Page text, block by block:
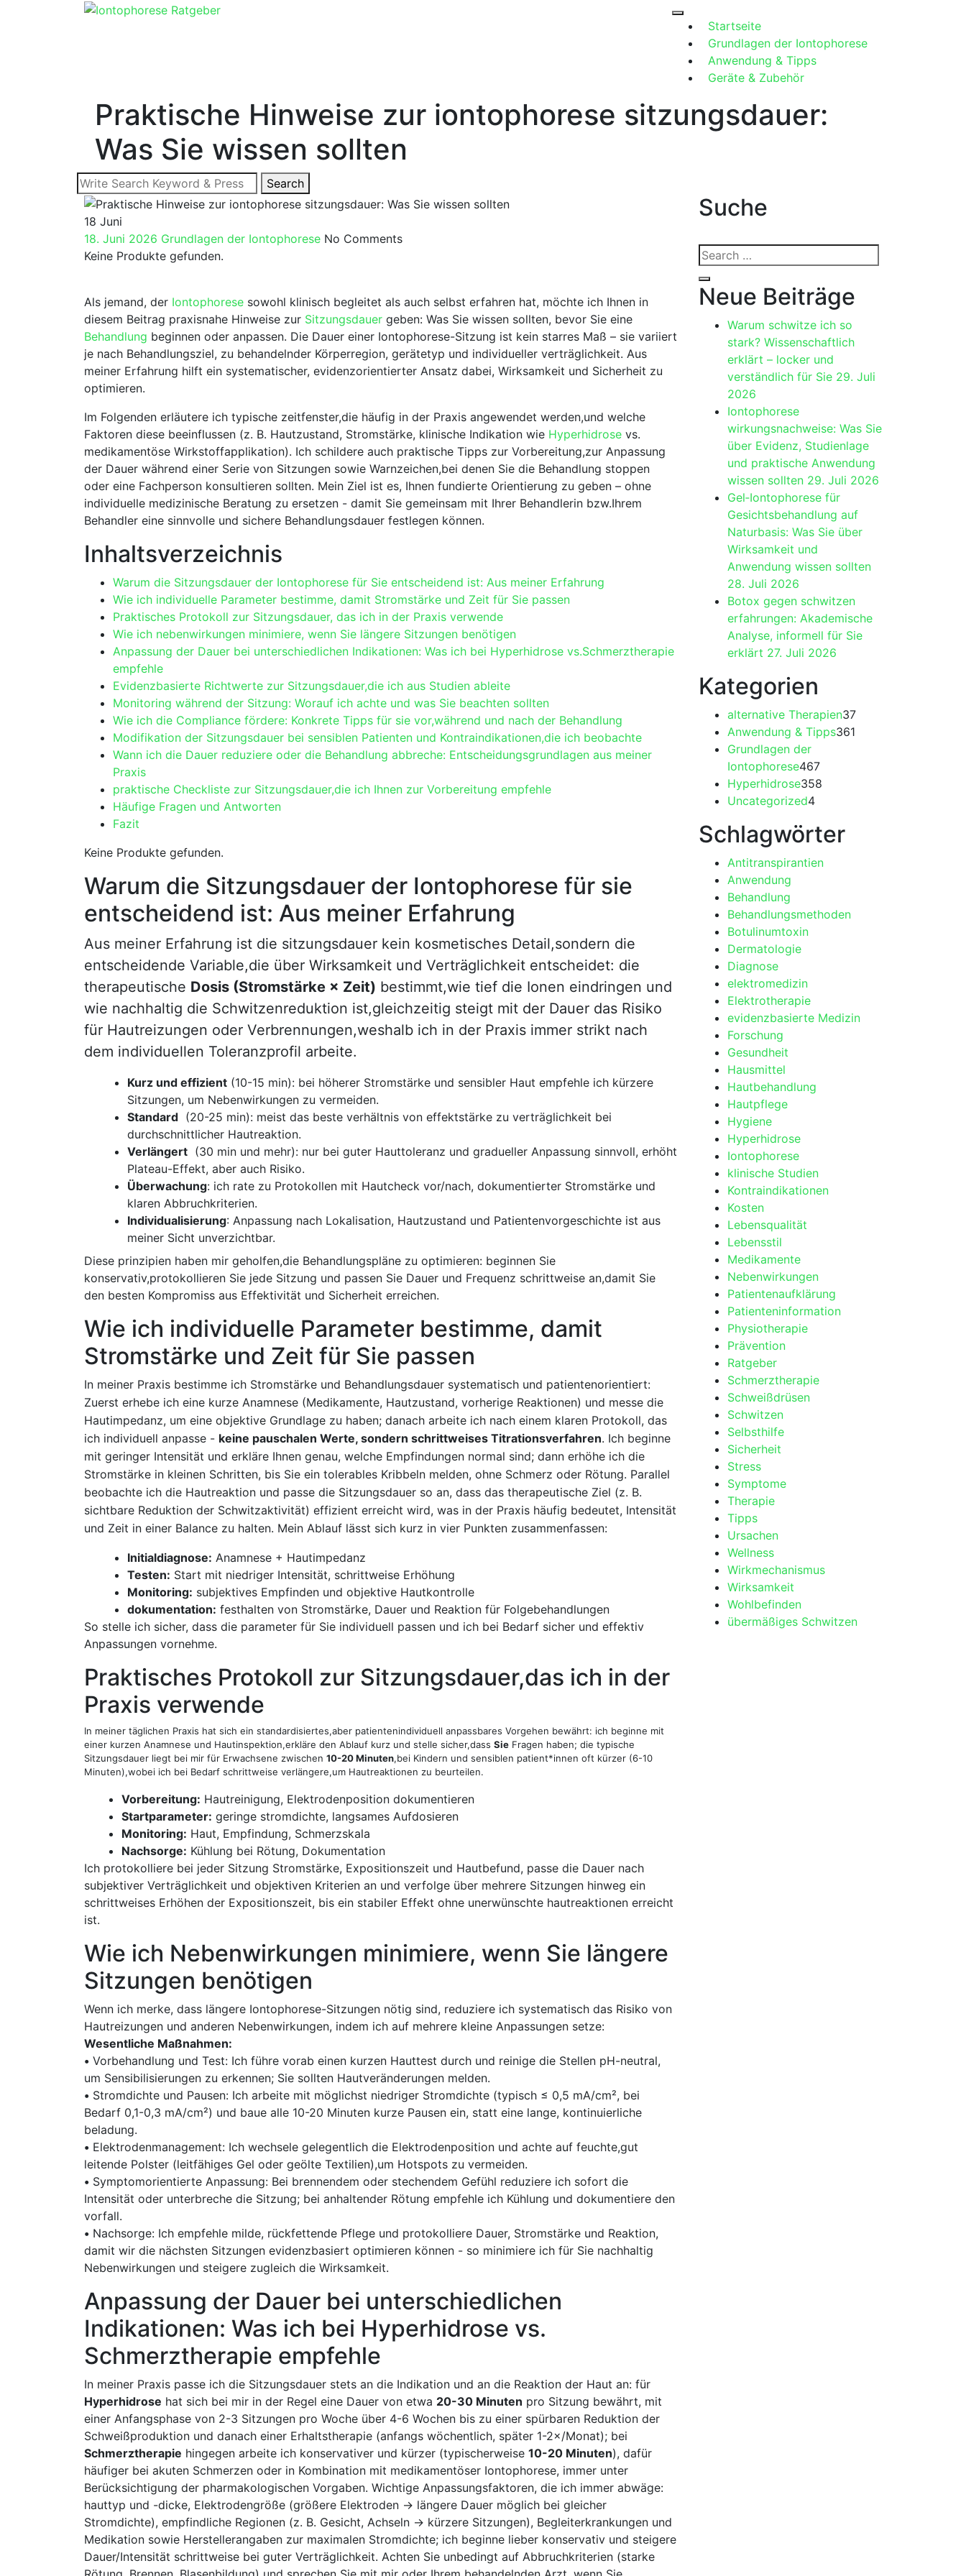
Startseite
Grundlagen der Iontophorese
Anwendung & Tipps
Geräte & Zubehör
Praktische Hinweise zur iontophorese sitzungsdauer:
Was Sie wissen sollten
Search
for:
Search
18 Juni
18. Juni 2026 Grundlagen der Iontophorese No Comments
Keine Produkte gefunden.
Als jemand, der Iontophorese sowohl klinisch begleitet als auch selbst ⁤erfahren hat, möchte ich Ihnen in
diesem Beitrag praxisnahe Hinweise zur Sitzungsdauer geben: Was ‌Sie wissen ‍sollten, bevor Sie eine
Behandlung beginnen oder anpassen.⁣ Die Dauer einer⁢ Iontophorese-Sitzung ist kein ⁤starres Maß⁣ – sie variiert
je nach⁣ Behandlungsziel, ‌zu ⁢behandelnder Körperregion, gerätetyp ‍und individueller verträglichkeit. Aus
⁣meiner Erfahrung hilft⁢ ein systematischer, evidenzorientierter Ansatz dabei, Wirksamkeit und Sicherheit zu
optimieren.
Im Folgenden ⁢erläutere ⁢ich typische zeitfenster,die häufig in der ‍Praxis angewendet werden,und welche
Faktoren ⁤diese beeinflussen (z. B. Hautzustand, Stromstärke, klinische Indikation wie⁤ Hyperhidrose vs. ​
medikamentöse Wirkstoffapplikation). Ich schildere auch praktische Tipps zur Vorbereitung,zur Anpassung⁣
der Dauer während einer⁢ Serie ⁢von⁣ Sitzungen sowie Warnzeichen,bei denen ⁣Sie ‌die Behandlung stoppen
oder eine ​Fachperson konsultieren ‌sollten. Mein Ziel ist es, Ihnen fundierte Orientierung zu⁢ geben‌ – ohne
individuelle medizinische Beratung zu ersetzen ⁣- damit Sie gemeinsam ⁢mit Ihrer Behandlerin ⁣bzw.Ihrem
Behandler eine sinnvolle und sichere Behandlungsdauer festlegen können.
Inhaltsverzeichnis
Warum die Sitzungsdauer‌ der Iontophorese⁢ für Sie⁣ entscheidend ist: Aus meiner Erfahrung
Wie ich individuelle Parameter bestimme, damit‌ Stromstärke und ‌Zeit für ​Sie passen
Praktisches Protokoll zur Sitzungsdauer, ⁤das ich in der Praxis verwende
Wie ​ich nebenwirkungen minimiere, ‌wenn⁢ Sie längere Sitzungen benötigen
Anpassung der Dauer bei unterschiedlichen ⁢Indikationen:⁤ Was⁢ ich bei‌ Hyperhidrose vs.Schmerztherapie⁢
empfehle
Evidenzbasierte Richtwerte zur Sitzungsdauer,die ich aus Studien ableite
Monitoring während der ‌Sitzung: Worauf ich achte und was Sie​ beachten sollten
Wie ich die Compliance ⁢fördere:‌ Konkrete Tipps für ⁢sie​ vor,während und‌ nach der Behandlung
Modifikation der Sitzungsdauer bei ‌sensiblen Patienten ⁢und Kontraindikationen,die ich beobachte
Wann ich die‍ Dauer reduziere ‌oder die Behandlung abbreche: Entscheidungsgrundlagen aus meiner
Praxis
praktische Checkliste zur Sitzungsdauer,die ich Ihnen zur Vorbereitung empfehle
Häufige Fragen und Antworten
Fazit
Keine Produkte gefunden.
Warum die Sitzungsdauer der Iontophorese ‌für sie⁢
entscheidend ist:⁤ Aus meiner​ Erfahrung
Aus ⁢meiner Erfahrung ‌ist die sitzungsdauer kein ‌kosmetisches Detail,sondern die
entscheidende Variable,die über Wirksamkeit und Verträglichkeit entscheidet: die
therapeutische Dosis (Stromstärke × Zeit) bestimmt,wie tief die Ionen eindringen und
wie nachhaltig die Schwitzenreduktion ist,gleichzeitig‌ steigt mit der Dauer das Risiko
für Hautreizungen oder Verbrennungen,weshalb ich in der Praxis immer strikt nach
dem individuellen Toleranzprofil arbeite.
Kurz und​ effizient (10-15 min): bei höherer Stromstärke und sensibler Haut empfehle ich kürzere
‌Sitzungen, ‍um Nebenwirkungen​ zu vermeiden.
Standard ⁣ (20-25 min): meist das beste verhältnis von ​effektstärke ⁤zu verträglichkeit bei
durchschnittlicher Hautreaktion.
Verlängert ​ (30 min und ​mehr): nur bei guter ⁤Hauttoleranz und⁣ gradueller Anpassung sinnvoll, erhöht
Plateau-Effekt, ⁣aber‍ auch Risiko.
Überwachung: ich rate zu Protokollen mit Hautcheck ⁤vor/nach, dokumentierter⁤ Stromstärke und⁣
klaren ‌Abbruchkriterien.
Individualisierung: Anpassung nach Lokalisation, Hautzustand und⁤ Patientenvorgeschichte ⁤ist aus
⁣meiner Sicht unverzichtbar.
Diese prinzipien haben mir geholfen,die Behandlungspläne zu optimieren: beginnen ​Sie
konservativ,protokollieren Sie jede Sitzung und ‍passen Sie Dauer und Frequenz​ schrittweise an,damit Sie
⁣den besten Kompromiss aus Effektivität und Sicherheit erreichen.
Wie ich individuelle Parameter bestimme, damit
Stromstärke und⁤ Zeit für Sie passen
In meiner Praxis bestimme‍ ich‍ Stromstärke und Behandlungsdauer systematisch und patientenorientiert:
Zuerst erhebe ich eine kurze Anamnese (Medikamente,‌ Hautzustand, vorherige Reaktionen) und messe die ​
Hautimpedanz, um eine objektive Grundlage zu haben; ⁤danach⁢ arbeite ich‌ nach ‍einem klaren Protokoll, das
ich individuell anpasse ‍- keine pauschalen Werte,‍ sondern schrittweises Titrationsverfahren. Ich beginne
mit geringer⁢ Intensität und⁢ erkläre Ihnen genau, ⁤welche Empfindungen normal sind; dann erhöhe⁣ ich die
Stromstärke in kleinen Schritten,​ bis ⁤Sie ein tolerables Kribbeln ⁢melden, ohne⁢ Schmerz ⁤oder⁣ Rötung. Parallel
beobachte ich die​ Hautreaktion und passe die Sitzungsdauer so an, dass das therapeutische Ziel (z. B.
sichtbare Reduktion der Schwitzaktivität)⁢ effizient erreicht wird, was in der Praxis häufig ‍bedeutet, Intensität
und Zeit in ⁢einer Balance zu‌ halten. ‌Mein⁢ Ablauf lässt sich kurz in vier Punkten zusammenfassen:
Initialdiagnose: Anamnese + Hautimpedanz
Testen: Start⁢ mit ⁢niedriger Intensität, schrittweise Erhöhung
Monitoring: subjektives​ Empfinden und objektive⁤ Hautkontrolle
dokumentation: festhalten von Stromstärke, ⁤Dauer⁢ und Reaktion für Folgebehandlungen
So stelle ich sicher, dass die parameter für Sie individuell⁤ passen und ich ‌bei ‌Bedarf sicher⁣ und effektiv
Anpassungen ⁣vornehme.
Praktisches Protokoll zur Sitzungsdauer,das ich ‍in der
Praxis verwende
In meiner täglichen Praxis hat sich ein standardisiertes,aber patientenindividuell anpassbares​ Vorgehen bewährt: ‍ich beginne ⁤mit
einer kurzen​ Anamnese und​ Hautinspektion,erkläre den⁢ Ablauf kurz und stelle sicher,dass Sie Fragen haben; die typische
‌Sitzungsdauer ‌liegt ​bei mir für Erwachsene ‌zwischen 10-20⁤ Minuten,bei Kindern ⁢und sensiblen patient*innen oft⁢ kürzer (6-10
Minuten),wobei ich bei Bedarf‌ schrittweise ‌verlängere,um Hautreaktionen zu beurteilen.
Vorbereitung: Hautreinigung, Elektrodenposition dokumentieren
Startparameter: geringe stromdichte, langsames Aufdosieren
Monitoring: Haut, Empfindung, Schmerzskala
Nachsorge: ‍Kühlung ‍bei Rötung, ​Dokumentation
Ich protokolliere bei jeder ⁤Sitzung Stromstärke,⁢ Expositionszeit und Hautbefund, passe die ​Dauer nach
subjektiver Verträglichkeit und objektiven ​Kriterien an und verfolge über mehrere Sitzungen hinweg ein
schrittweises Erhöhen der Expositionszeit, bis ein stabiler Effekt ohne unerwünschte hautreaktionen ​erreicht
ist.
Wie ich Nebenwirkungen‌ minimiere, wenn Sie längere
Sitzungen benötigen
Wenn ich merke, dass längere Iontophorese-Sitzungen nötig sind, reduziere ich⁣ systematisch​ das Risiko von
Hautreizungen und anderen Nebenwirkungen, ‌indem ich auf ⁤mehrere kleine Anpassungen setze:
Wesentliche Maßnahmen:
• Vorbehandlung und Test: Ich führe vorab einen kurzen ‌Hauttest durch und reinige die Stellen pH-neutral,
um Sensibilisierungen⁣ zu erkennen; Sie⁤ sollten Hautveränderungen melden.
• ⁣Stromdichte und Pausen: ‌Ich arbeite⁣ mit möglichst⁢ niedriger Stromdichte (typisch ≤ 0,5 mA/cm², bei
Bedarf 0,1-0,3 mA/cm²) ‌und baue ‌alle 10-20 Minuten ⁣kurze⁤ Pausen ein, statt eine⁣ lange,⁢ kontinuierliche
beladung. ⁣
• Elektrodenmanagement: Ich wechsele‍ gelegentlich die Elektrodenposition und achte auf feuchte,gut
leitende ⁤Polster (leitfähiges⁤ Gel ‍oder‍ geölte Textilien),um ⁢Hotspots⁣ zu ‍vermeiden.
• Symptomorientierte Anpassung: Bei brennendem⁢ oder stechendem Gefühl reduziere‌ ich sofort die⁢
Intensität oder⁣ unterbreche die Sitzung; bei anhaltender ⁢Rötung empfehle ich Kühlung und dokumentiere ⁣den
vorfall.⁢
• Nachsorge: Ich ⁣empfehle milde, rückfettende‌ Pflege und protokolliere Dauer,⁣ Stromstärke und Reaktion,
damit wir⁤ die nächsten ⁢Sitzungen evidenzbasiert ​optimieren können ⁣- so minimiere ich für Sie nachhaltig
⁤Nebenwirkungen und steigere zugleich‍ die⁣ Wirksamkeit.
Anpassung der Dauer bei unterschiedlichen
Indikationen: Was ich bei Hyperhidrose⁤ vs.
Schmerztherapie empfehle
In meiner Praxis‍ passe​ ich⁢ die Sitzungsdauer⁤ stets an die Indikation und ​an die Reaktion der Haut an: für
Hyperhidrose hat sich bei mir in der Regel‌ eine Dauer von etwa 20-30 Minuten pro Sitzung bewährt, ⁢mit
einer Anfangsphase von 2-3 Sitzungen pro Woche über 4-6 ​Wochen bis zu einer spürbaren Reduktion der
Schweißproduktion und danach einer Erhaltstherapie ⁤(anfangs wöchentlich, später 1-2×/Monat); bei
Schmerztherapie hingegen arbeite ich konservativer und kürzer⁣ (typischerweise 10-20 Minuten), dafür
häufiger bei akuten Schmerzen⁤ oder in⁣ Kombination mit medikamentöser Iontophorese, immer unter
Berücksichtigung ⁤der pharmakologischen Vorgaben. Wichtige Anpassungsfaktoren, ⁢die ich immer abwäge:
hauttyp und ​-dicke,⁢ Elektrodengröße (größere Elektroden → längere Dauer möglich​ bei gleicher
Stromdichte), empfindliche Regionen (z. B. Gesicht, Achseln⁣ → kürzere⁣ Sitzungen),‌ Begleiterkrankungen⁤ und
Medikation sowie Herstellerangaben ⁣zur maximalen Stromdichte; ich beginne lieber konservativ und steigere
Dauer/Intensität schrittweise​ bei guter Verträglichkeit. Achten Sie unbedingt auf Abbruchkriterien (starke
Suche
Search
for:
Search
Neue Beiträge
Warum schwitze ich so
stark? Wissenschaftlich
erklärt – locker und
verständlich für Sie 29. Juli
2026
Iontophorese
wirkungsnachweise: Was Sie
über Evidenz, Studienlage
und praktische Anwendung
wissen sollten 29. Juli 2026
Gel‑Iontophorese für
Gesichtsbehandlung auf
Naturbasis: Was Sie über
Wirksamkeit und
Anwendung wissen sollten
28. Juli 2026
Botox gegen schwitzen
erfahrungen: Akademische
Analyse, informell für Sie
erklärt 27. Juli 2026
Kategorien
alternative Therapien37
Anwendung & Tipps361
Grundlagen der
Iontophorese467
Hyperhidrose358
Uncategorized4
Schlagwörter
Antitranspirantien
Anwendung
Behandlung
Behandlungsmethoden
Botulinumtoxin
Dermatologie
Diagnose
elektromedizin
Elektrotherapie
evidenzbasierte Medizin
Forschung
Gesundheit
Hausmittel
Hautbehandlung
Hautpflege
Hygiene
Hyperhidrose
Iontophorese
klinische Studien
Kontraindikationen
Kosten
Lebensqualität
Lebensstil
Medikamente
Nebenwirkungen
Patientenaufklärung
Patienteninformation
Physiotherapie
Prävention
Ratgeber
Schmerztherapie
Schweißdrüsen
Schwitzen
Selbsthilfe
Sicherheit
Stress
Symptome
Therapie
Tipps
Ursachen
Wellness
Wirkmechanismus
Wirksamkeit
Wohlbefinden
übermäßiges Schwitzen